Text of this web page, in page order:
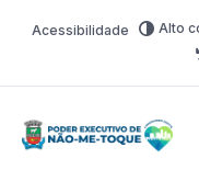
Acessibilidade Alto